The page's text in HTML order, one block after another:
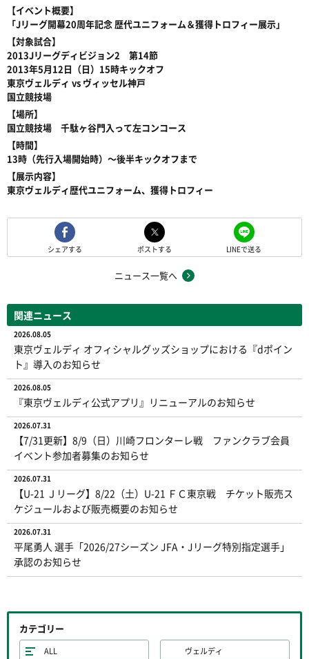
【イベント概要】
「Jリーグ開幕20周年記念 歴代ユニフォーム＆獲得トロフィー展示」
【対象試合】
2013Jリーグディビジョン2 第14節
2013年5月12日（日）15時キックオフ
東京ヴェルディ vs ヴィッセル神戸
国立競技場
【場所】
国立競技場 千駄ヶ谷門入って左コンコース
【時間】
13時（先行入場開始時）〜後半キックオフまで
【展示内容】
東京ヴェルディ歴代ユニフォーム、獲得トロフィー
シェアする ポストする LINEで送る
ニュース一覧へ
関連ニュース
2026.08.05
東京ヴェルディ オフィシャルグッズショップにおける『dポイン
ト』導入のお知らせ
2026.08.05
『東京ヴェルディ公式アプリ』リニューアルのお知らせ
2026.07.31
【7/31更新】8/9（日）川崎フロンターレ戦 ファンクラブ会員
イベント参加者募集のお知らせ
2026.07.31
【U-21 Ｊリーグ】8/22（土）U-21 ＦＣ東京戦 チケット販売ス
ケジュールおよび販売概要のお知らせ
2026.07.31
平尾勇人 選手「2026/27シーズン JFA・Jリーグ特別指定選手」
承認のお知らせ
カテゴリー
ALL ヴェルディ